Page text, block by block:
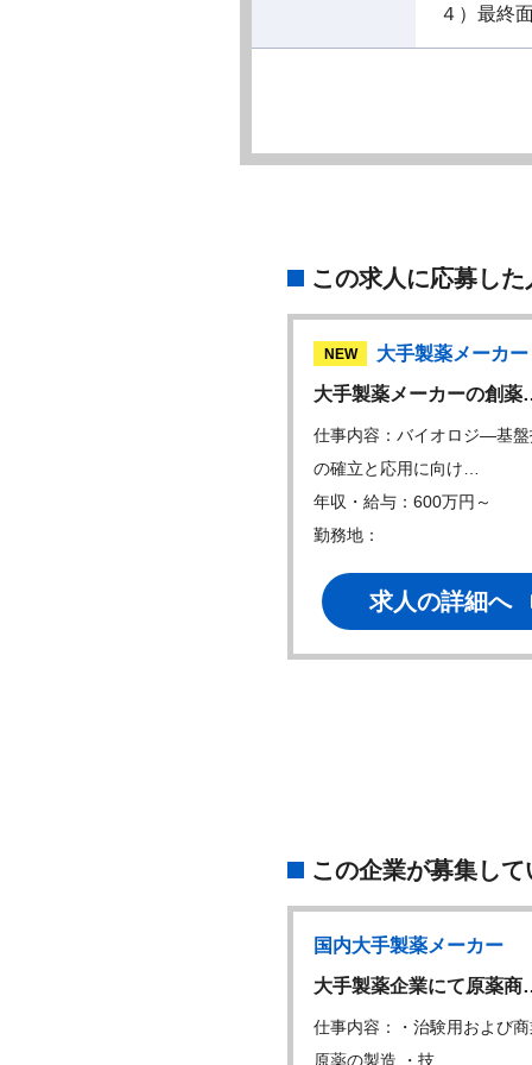
４）最終
この求人に応募し
NEW
大手製薬メーカー
大手製薬メーカーの創
仕事内容：バイオロジ―基
の確立と応用に向け…
年収・給与：600万円～
勤務地：
求人の詳細へ
この企業が募集し
国内大手製薬メーカー
大手製薬企業にて原薬
仕事内容：・治験用および
原薬の製造 ・技…